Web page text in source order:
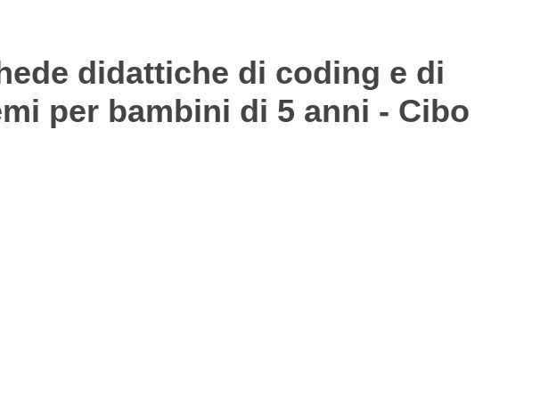
didattiche di coding e di
per bambini di 5 anni - Cibo